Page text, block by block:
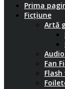
Prima
Ficțiune
Artă
Fan